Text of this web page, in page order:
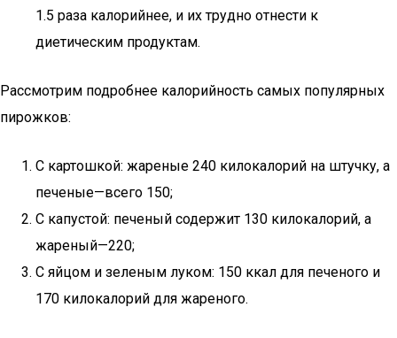
1.5 раза калорийнее, и их трудно отнести к
диетическим продуктам.
Рассмотрим подробнее калорийность самых популярных
пирожков:
С картошкой: жареные 240 килокалорий на штучку, а
печеные—всего 150;
С капустой: печеный содержит 130 килокалорий, а
жареный—220;
С яйцом и зеленым луком: 150 ккал для печеного и
170 килокалорий для жареного.